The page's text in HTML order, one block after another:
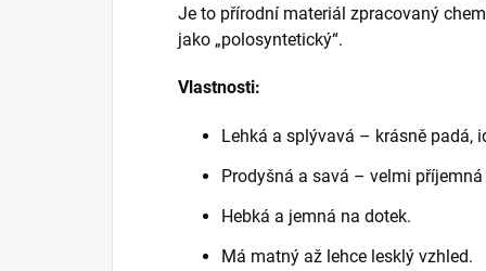
Je to přírodní materiál zpracovaný
jako „polosyntetický“.
Vlastnosti:
Lehká a splývavá – krásně padá,
Prodyšná a savá – velmi
Hebká a jemná na dotek.
Má matný až lehce lesklý vzhled.